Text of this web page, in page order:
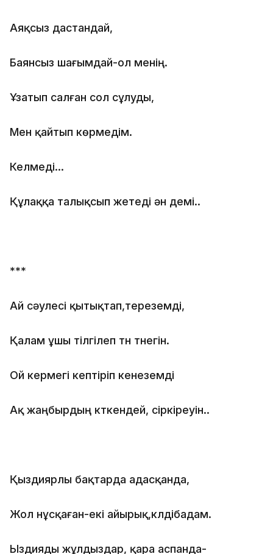
Аяқсыз дастандай,
Баянсыз шағымдай-ол менің.
Ұзатып салған сол сұлуды,
Мен қайтып көрмедім.
Келмеді...
Құлаққа талықсып жетеді ән демі..
***
Ай сәулесі қытықтап,тереземді,
Қалам ұшы тілгілеп түн түнегін.
Ой кермегі кептіріп кенеземді
Ақ жаңбырдың күткендей, сіркіреуін..
Қыздиярлы бақтарда адасқанда,
Жол нұсқаған-екі айырық,күлдібадам.
Ыздияды жұлдыздар, қара аспанда-